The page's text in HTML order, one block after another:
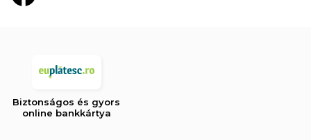
Biztonságos és gyors
online bankkártya